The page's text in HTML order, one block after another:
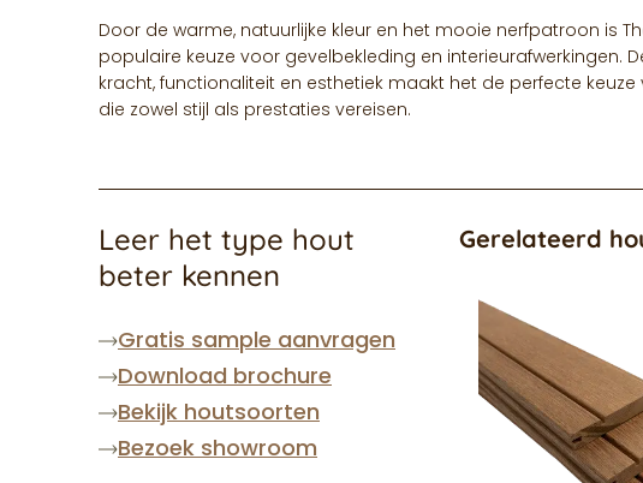
Door de warme, natuurlijke kleur en het mooie nerfpatroon is
populaire keuze voor gevelbekleding en interieurafwerkingen.
kracht, functionaliteit en esthetiek maakt het de perfecte
die zowel stijl als prestaties vereisen.
Leer het type hout
beter kennen
Gratis sample aanvragen
Download brochure
Bekijk houtsoorten
Bezoek showroom
Gerelateerd